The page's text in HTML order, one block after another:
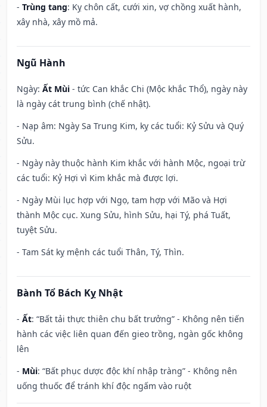
- Trùng tang: Kỵ chôn cất, cưới xin, vợ chồng xuất hành,
xây nhà, xây mồ mả.
Ngũ Hành
Ngày: Ất Mùi - tức Can khắc Chi (Mộc khắc Thổ), ngày này
là ngày cát trung bình (chế nhật).
- Nạp âm: Ngày Sa Trung Kim, kỵ các tuổi: Kỷ Sửu và Quý
Sửu.
- Ngày này thuộc hành Kim khắc với hành Mộc, ngoại trừ
các tuổi: Kỷ Hợi vì Kim khắc mà được lợi.
- Ngày Mùi lục hợp với Ngọ, tam hợp với Mão và Hợi
thành Mộc cục. Xung Sửu, hình Sửu, hại Tý, phá Tuất,
tuyệt Sửu.
- Tam Sát kỵ mệnh các tuổi Thân, Tý, Thìn.
Bành Tổ Bách Kỵ Nhật
- Ất: “Bất tải thực thiên chu bất trưởng” - Không nên tiến
hành các việc liên quan đến gieo trồng, ngàn gốc không
lên
- Mùi: “Bất phục dược độc khí nhập tràng” - Không nên
uống thuốc để tránh khí độc ngấm vào ruột